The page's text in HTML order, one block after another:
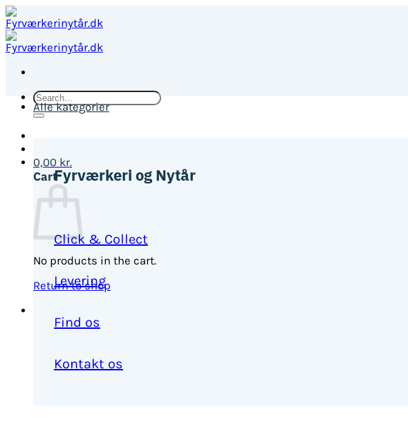
Fortsæt
til
indhold
Search
for:
0,00 kr.
Cart
No products in the cart.
Return to shop
Alle kategorier
Fyrværkeri og Nytår
Click & Collect
Levering
Find os
Kontakt os